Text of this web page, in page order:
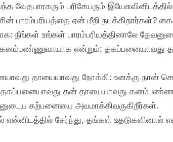
வேதபாரகரும் பரிசேயரும்
பாரம்பரியத்தை ஏன் மீறி நடக்கிறார்கள்?
நீங்கள் உங்கள் பாரம்பரியத்தினாலே
என்றும்; தகப்பனையாவது
தாயையாவது நோக்கி: உனக்கு
தன் தாயையாவது
கற்பனையை அவமாக்கிவருகிறீர்கள்.
சேர்ந்து, தங்கள்